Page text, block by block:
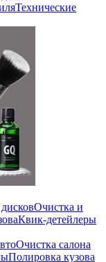
Технические
Очистка и
Квик-детейлеры
Очистка салона
Полировка кузова